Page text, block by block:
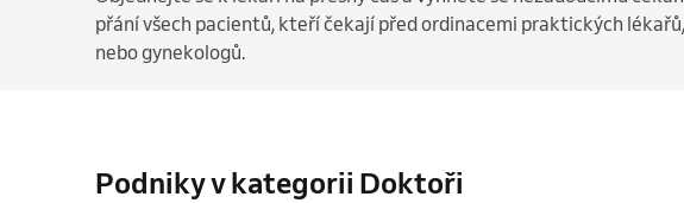
přání všech pacientů, kteří čekají před ordinacemi praktických
nebo gynekologů.
Podniky v kategorii Doktoři